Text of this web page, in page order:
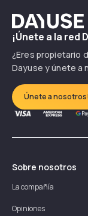
Dayuse
¡Únete a la red
¿Eres propietario
Dayuse y únete a
Únete a nosotros!
Sobre nosotros
La compañía
Opiniones